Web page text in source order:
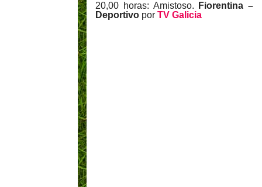
20,00 horas: Amistoso.
Fiorentina –
Deportivo por TV Galicia